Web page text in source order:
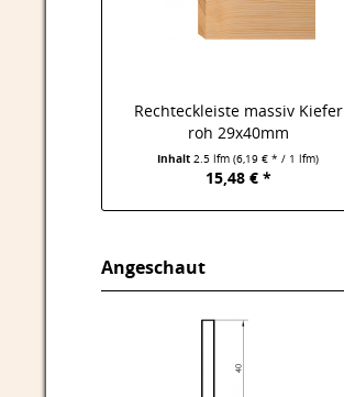
Rechteckleiste massiv Kiefer
roh 29x40mm
Inhalt2.5 lfm(6,19 € * / 1 lfm)
15,48 € *
Angeschaut